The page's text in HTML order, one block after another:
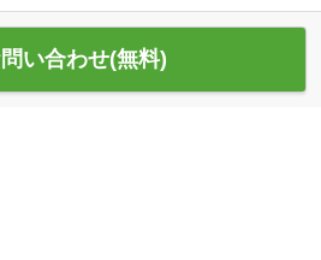
い合わせ(無料)